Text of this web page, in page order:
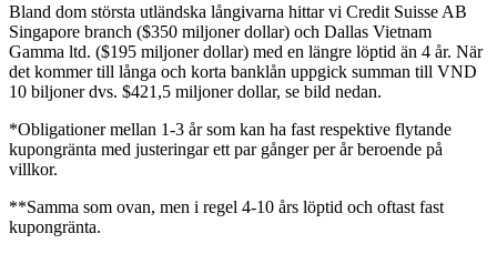
Bland dom största utländska långivarna hittar vi Credit Suisse AB
Singapore branch ($350 miljoner dollar) och Dallas Vietnam
Gamma ltd. ($195 miljoner dollar) med en längre löptid än 4 år. När
det kommer till långa och korta banklån uppgick summan till VND
10 biljoner dvs. $421,5 miljoner dollar, se bild nedan.
*Obligationer mellan 1-3 år som kan ha fast respektive flytande
kupongränta med justeringar ett par gånger per år beroende på
villkor.
**Samma som ovan, men i regel 4-10 års löptid och oftast fast
kupongränta.